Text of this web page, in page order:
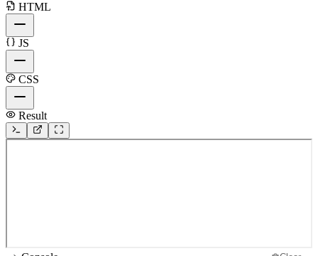
HTML
JS
CSS
Result